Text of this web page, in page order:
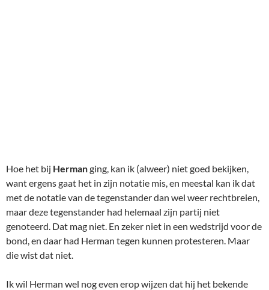
Hoe het bij Hermanging, kan ik (alweer) niet goed bekijken,
want ergens gaat het in zijn notatie mis, en meestal kan ik dat
met de notatie van de tegenstander dan wel weer rechtbreien,
maar deze tegenstander had helemaal zijn partij niet
genoteerd. Dat mag niet. En zeker niet in een wedstrijd voor de
bond, en daar had Herman tegen kunnen protesteren. Maar
die wist dat niet.
Ik wil Herman wel nog even erop wijzen dat hij het bekende